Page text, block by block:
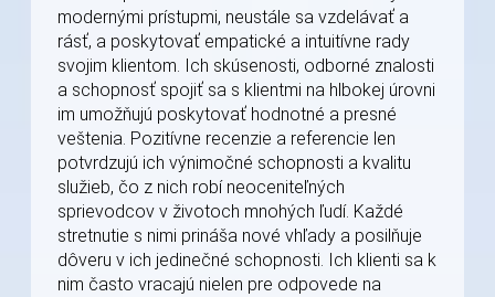
modernými prístupmi, neustále sa vzdelávať a
rásť, a poskytovať empatické a intuitívne rady
svojim klientom. Ich skúsenosti, odborné znalosti
a schopnosť spojiť sa s klientmi na hlbokej úrovni
im umožňujú poskytovať hodnotné a presné
veštenia. Pozitívne recenzie a referencie len
potvrdzujú ich výnimočné schopnosti a kvalitu
služieb, čo z nich robí neoceniteľných
sprievodcov v životoch mnohých ľudí. Každé
stretnutie s nimi prináša nové vhľady a posilňuje
dôveru v ich jedinečné schopnosti. Ich klienti sa k
nim často vracajú nielen pre odpovede na